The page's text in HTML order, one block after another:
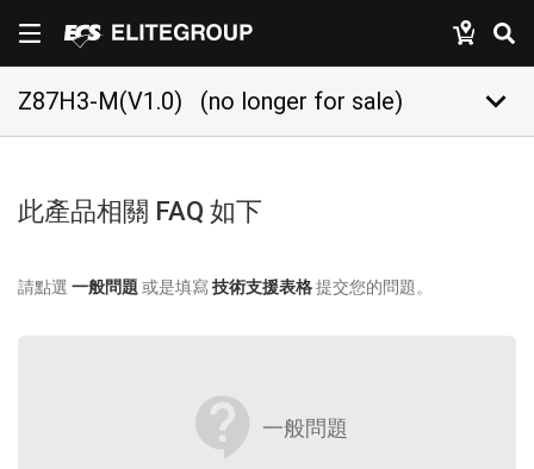
Z87H3-M(V1.0) (no longer for sale) keyboard_arrow_down
此產品相關 FAQ 如下
請點選 一般問題 或是填寫技術支援表格提交您的問題。
contact_support 一般問題